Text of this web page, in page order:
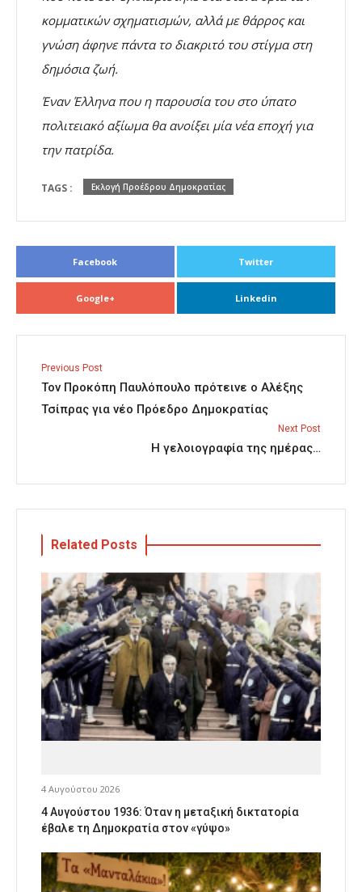
κομματικών σχηματισμών, αλλά με θάρρος και
γνώση άφηνε πάντα το διακριτό του στίγμα στη
δημόσια ζωή.
Έναν Έλληνα που η παρουσία του στο ύπατο
πολιτειακό αξίωμα θα ανοίξει μία νέα εποχή για
την πατρίδα.
TAGS : Εκλογή Προέδρου Δημοκρατίας
Facebook Twitter
Google+ Linkedin
Previous Post
Τον Προκόπη Παυλόπουλο πρότεινε ο Αλέξης
Τσίπρας για νέο Πρόεδρο Δημοκρατίας
Next Post
Η γελοιογραφία της ημέρας…
Related Posts
4 Αυγούστου 2026
4 Αυγούστου 1936: Όταν η μεταξική δικτατορία
έβαλε τη Δημοκρατία στον «γύψο»